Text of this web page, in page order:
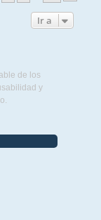
Ir a
de los
y